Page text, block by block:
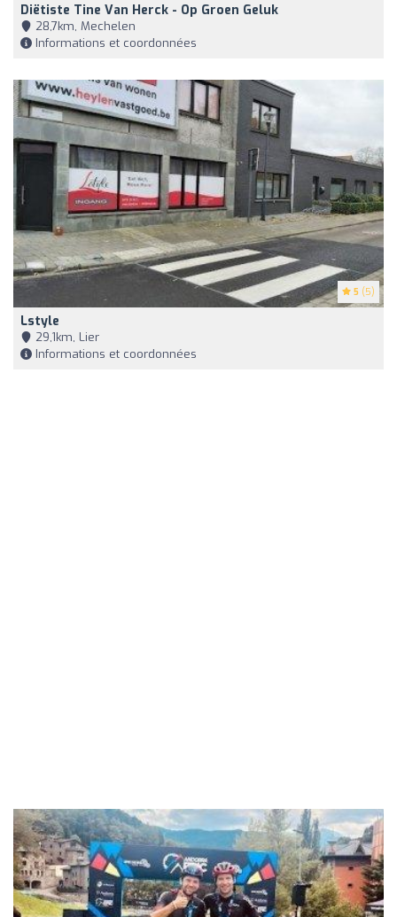
Diëtiste Tine Van Herck - Op Groen Geluk
28,7km, Mechelen
Informations et coordonnées
5 (5)
Lstyle
29,1km, Lier
Informations et coordonnées